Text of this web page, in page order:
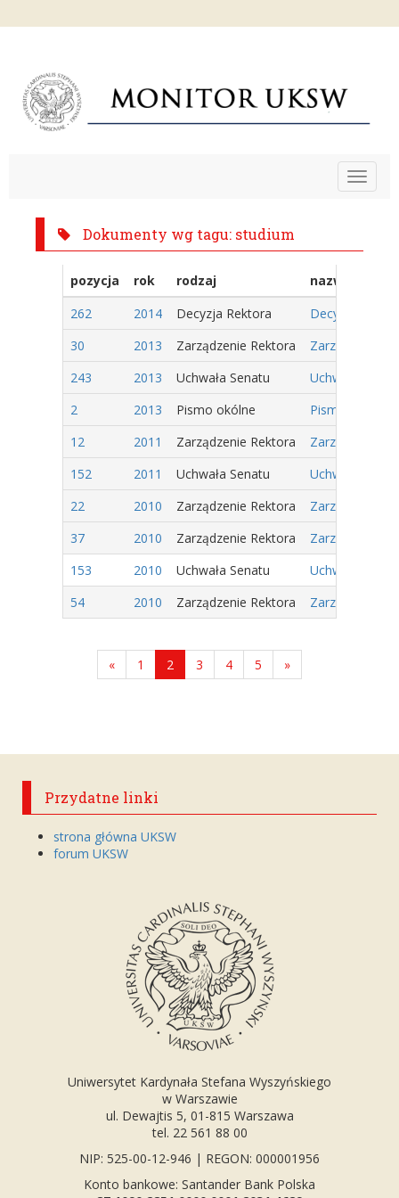
Toggle
Dokumenty wg tagu: studium
pozycja rok rodzaj
nazwa
262
2014 Decyzja Rektora
Decyzja Nr 8/
30
2013 Zarządzenie Rektora
Zarządzenie
243
2013 Uchwała Senatu
Uchwała Nr
2
2013 Pismo okólne
Pismo Okólne
12
2011 Zarządzenie Rektora
Zarządzenie
152
2011 Uchwała Senatu
Uchwała Nr
22
2010 Zarządzenie Rektora
Zarządzenie
37
2010 Zarządzenie Rektora
Zarządzenie
153
2010 Uchwała Senatu
Uchwała Nr
54
2010 Zarządzenie Rektora Zarządzenie
« 1 2 3 4 5 »
Przydatne linki
strona główna UKSW
forum UKSW
Uniwersytet Kardynała Stefana Wyszyńskiego
w Warszawie
ul. Dewajtis 5, 01-815 Warszawa
tel. 22 561 88 00
NIP: 525-00-12-946 | REGON: 000001956
Konto bankowe: Santander Bank Polska